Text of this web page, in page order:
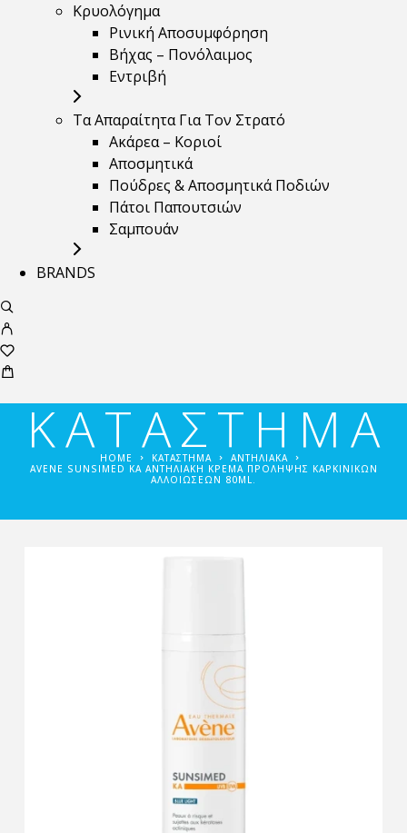
Κρυολόγημα
Ρινική Αποσυμφόρηση
Βήχας – Πονόλαιμος
Εντριβή
Τα Απαραίτητα Για Τον Στρατό
Ακάρεα – Κοριοί
Αποσμητικά
Πούδρες & Αποσμητικά Ποδιών
Πάτοι Παπουτσιών
Σαμπουάν
BRANDS
ΚΑΤΑΣΤΗΜΑ
HOME ΚΑΤΑΣΤΗΜΑ
ΑΝΤΗΛΙΑΚΆ
AVENE SUNSIMED KA ΑΝΤΗΛΙΑΚΉ ΚΡΈΜΑ ΠΡΌΛΗΨΗΣ ΚΑΡΚΙΝΙΚΏΝ
ΑΛΛΟΙΏΣΕΩΝ 80ML.